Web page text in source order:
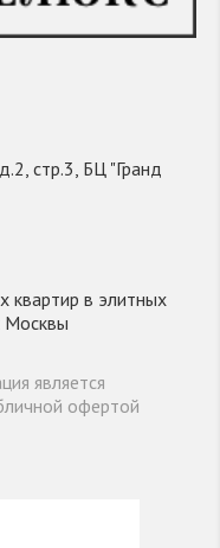
стр.3, БЦ "Гранд
квартир в элитных
Москвы
является
офертой